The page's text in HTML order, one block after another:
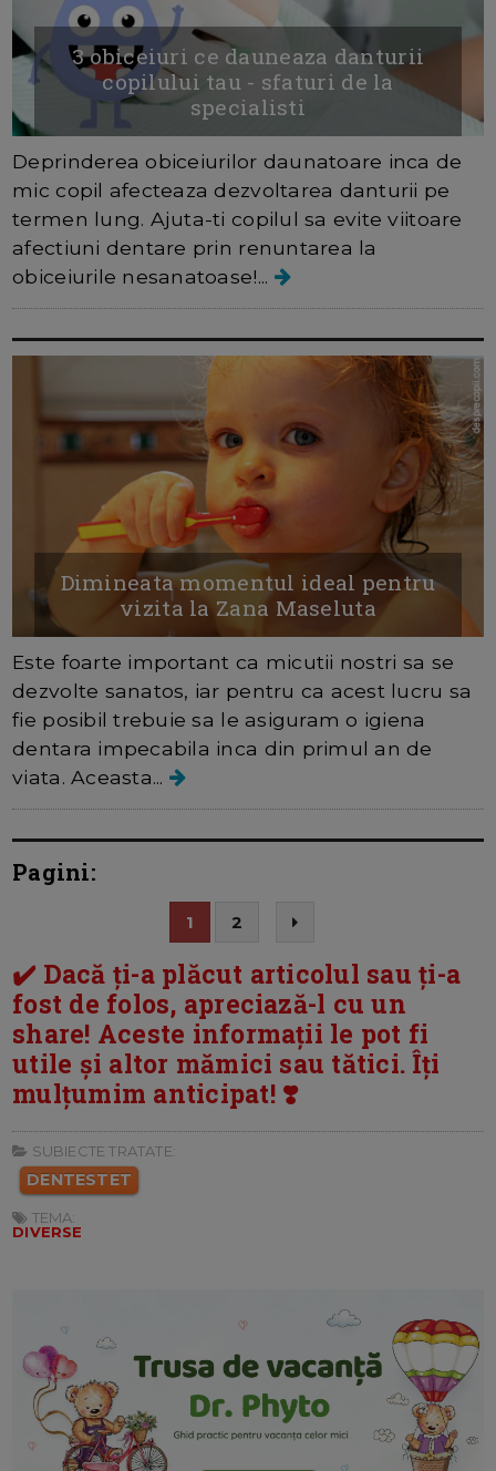
3 obiceiuri ce dauneaza danturii
copilului tau - sfaturi de la
specialisti
Deprinderea obiceiurilor daunatoare inca de
mic copil afecteaza dezvoltarea danturii pe
termen lung. Ajuta-ti copilul sa evite viitoare
afectiuni dentare prin renuntarea la
obiceiurile nesanatoase!...
Dimineata momentul ideal pentru
vizita la Zana Maseluta
Este foarte important ca micutii nostri sa se
dezvolte sanatos, iar pentru ca acest lucru sa
fie posibil trebuie sa le asiguram o igiena
dentara impecabila inca din primul an de
viata. Aceasta...
Pagini:
1 2
✔️ Dacă ți-a plăcut articolul sau ți-a
fost de folos, apreciază-l cu un
share! Aceste informații le pot fi
utile și altor mămici sau tătici. Îți
mulțumim anticipat! ❣️
SUBIECTE TRATATE:
DENTESTET
TEMA:
DIVERSE